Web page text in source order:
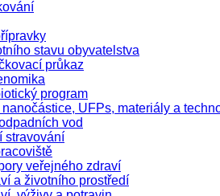
stavu obyvatelstva
průkaz
program
nanočástice, UFPs, materiály a
vod
stravování
veřejného zdraví
a životního prostředí